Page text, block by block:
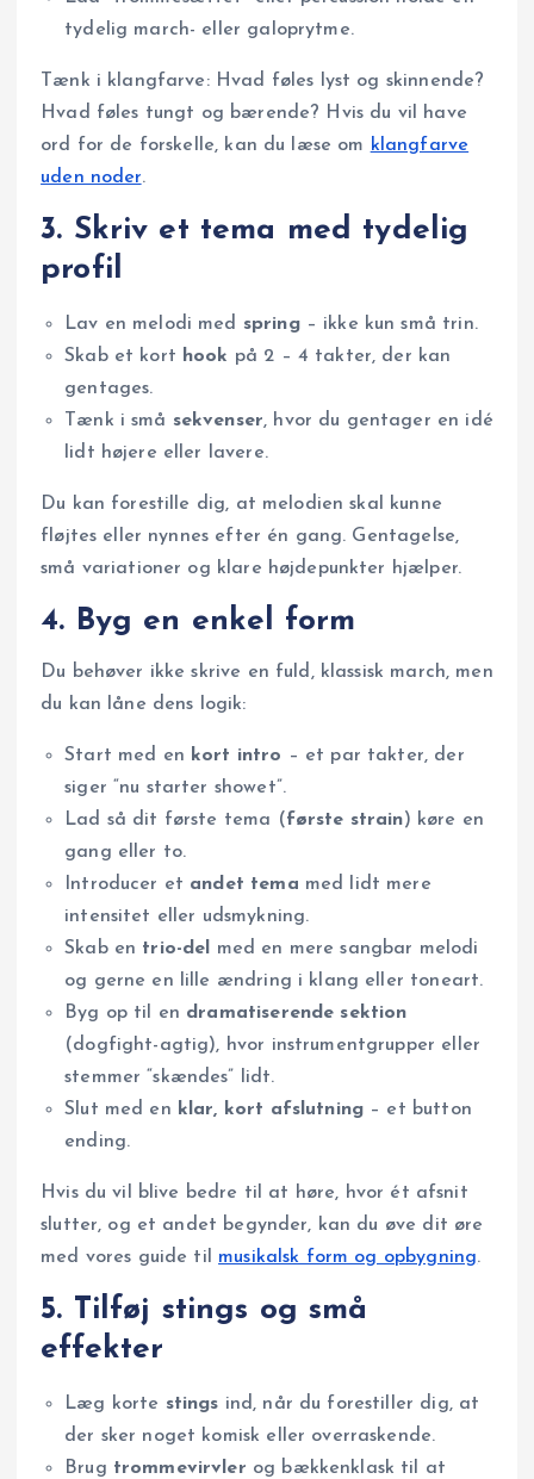
tydelig march- eller galoprytme.
Tænk i klangfarve: Hvad føles lyst og skinnende?
Hvad føles tungt og bærende? Hvis du vil have
ord for de forskelle, kan du læse om klangfarve
uden noder.
3. Skriv et tema med tydelig
profil
Lav en melodi med spring– ikke kun små trin.
Skab et kort hook på 2 – 4 takter, der kan
gentages.
Tænk i små sekvenser, hvor du gentager en idé
lidt højere eller lavere.
Du kan forestille dig, at melodien skal kunne
fløjtes eller nynnes efter én gang. Gentagelse,
små variationer og klare højdepunkter hjælper.
4. Byg en enkel form
Du behøver ikke skrive en fuld, klassisk march, men
du kan låne dens logik:
Start med en kort intro – et par takter, der
siger “nu starter showet”.
Lad så dit første tema (første strain) køre en
gang eller to.
Introducer et andet tema med lidt mere
intensitet eller udsmykning.
Skab en trio-del
med en mere sangbar melodi
og gerne en lille ændring i klang eller toneart.
Byg op til en dramatiserende sektion
(dogfight-agtig), hvor instrumentgrupper eller
stemmer “skændes” lidt.
Slut med en klar, kort afslutning – et button
ending.
Hvis du vil blive bedre til at høre, hvor ét afsnit
slutter, og et andet begynder, kan du øve dit øre
med vores guide til musikalsk form og opbygning.
5. Tilføj stings og små
effekter
Læg korte stings ind, når du forestiller dig, at
der sker noget komisk eller overraskende.
Brug trommevirvler og bækkenklask til at